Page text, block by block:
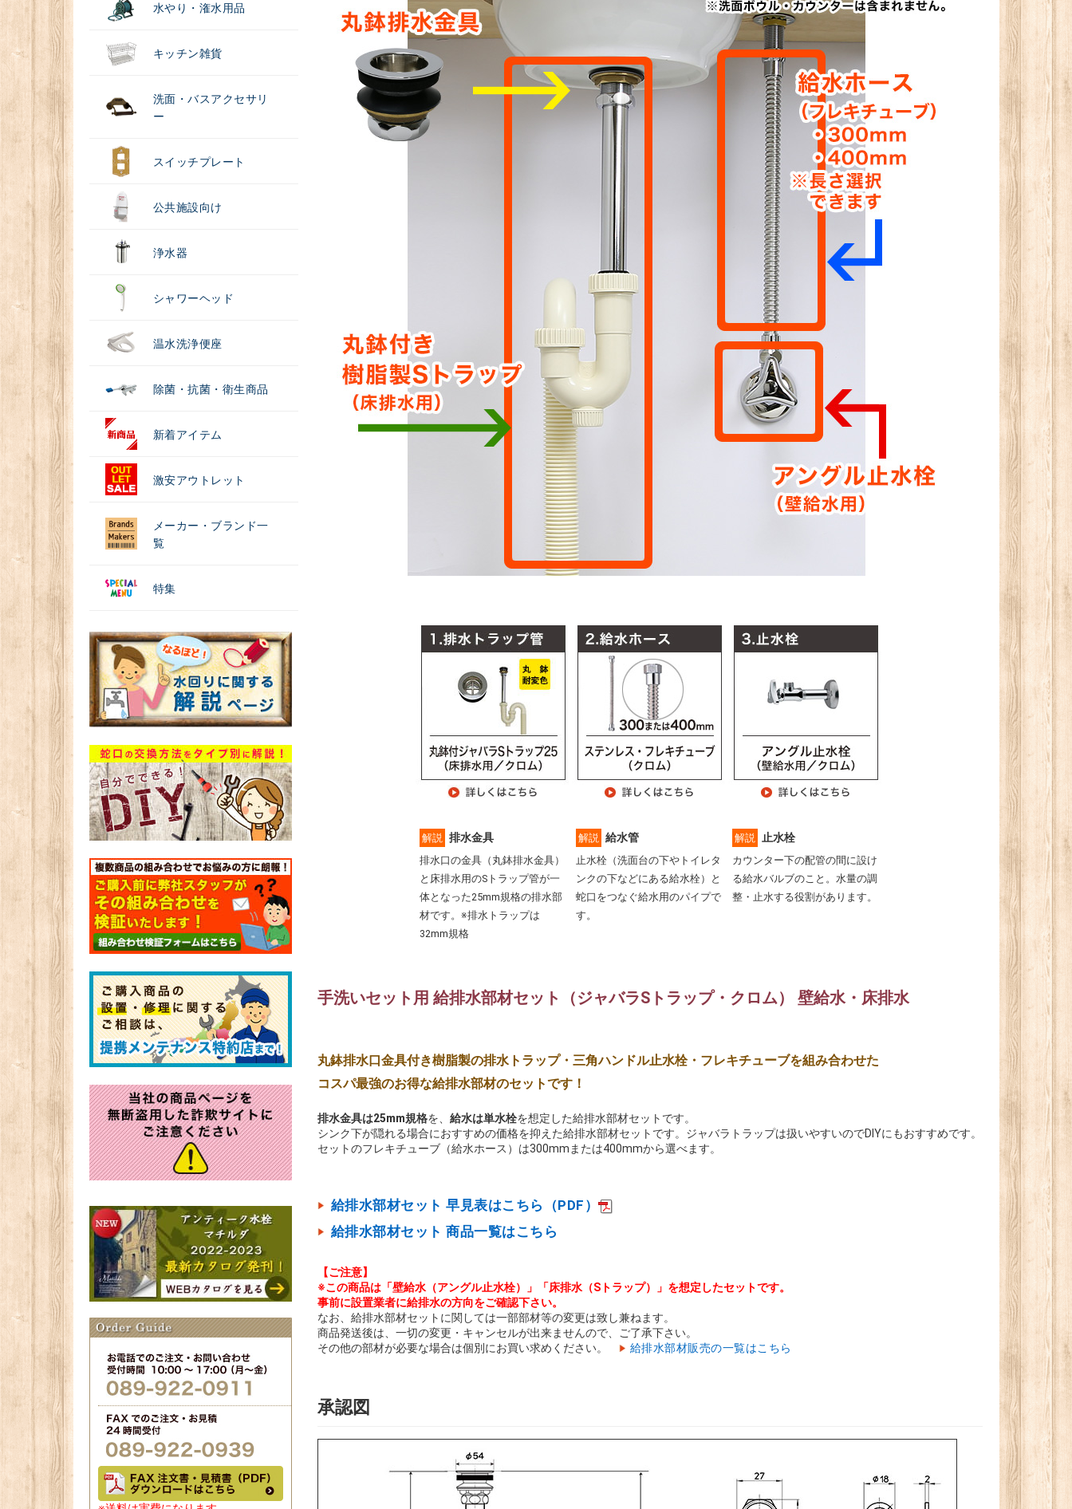
水やり・潅水用品
キッチン雑貨
洗面・バスアクセサリ
ー
スイッチプレート
公共施設向け
浄水器
シャワーヘッド
温水洗浄便座
除菌・抗菌・衛生商品
新着アイテム
激安アウトレット
メーカー・ブランド一
覧
特集
解説 排水金具
排水口の金具（丸鉢排水金具）
と床排水用のSトラップ管が一
体となった25mm規格の排水部
材です。※排水トラップは
32mm規格
解説 給水管
止水栓（洗面台の下やトイレタ
ンクの下などにある給水栓）と
蛇口をつなぐ給水用のパイプで
す。
解説 止水栓
カウンター下の配管の間に設け
る給水バルブのこと。水量の調
整・止水する役割があります。
手洗いセット用 給排水部材セット（ジャバラSトラップ・クロム） 壁給水・床排水
丸鉢排水口金具付き樹脂製の排水トラップ・三角ハンドル止水栓・フレキチューブを組み合わせた
コスパ最強のお得な給排水部材のセットです！
排水金具は25mm規格を、 給水は単水栓を想定した給排水部材セットです。
シンク下が隠れる場合におすすめの価格を抑えた給排水部材セットです。ジャバラトラップは扱いやすいのでDIYにもおすすめです。
セットのフレキチューブ（給水ホース）は300mmまたは400mmから選べます。
給排水部材セット 早見表はこちら（PDF）
給排水部材セット 商品一覧はこちら
【ご注意】
※この商品は「壁給水（アングル止水栓）」「床排水（Sトラップ）」を想定したセットです。
事前に設置業者に給排水の方向をご確認下さい。
なお、給排水部材セットに関しては一部部材等の変更は致し兼ねます。
商品発送後は、一切の変更・キャンセルが出来ませんので、ご了承下さい。
その他の部材が必要な場合は個別にお買い求めください。
給排水部材販売の一覧はこちら
承認図